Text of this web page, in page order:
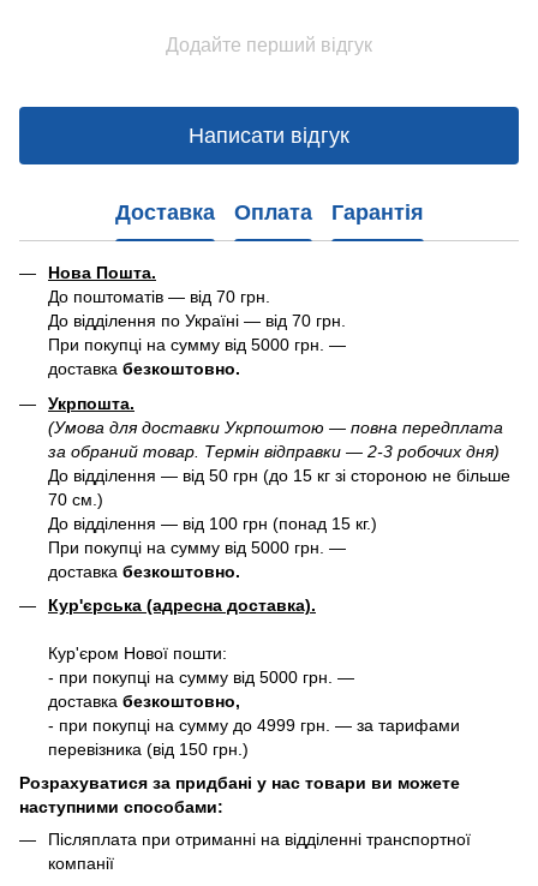
Додайте перший відгук
Написати відгук
Доставка Оплата Гарантія
Нова Пошта.
До поштоматів — від 70 грн.
До відділення по Україні — від 70 грн.
При покупці на сумму від 5000 грн. —
доставка безкоштовно.
Укрпошта.
(Умова для доставки Укрпоштою — повна передплата
за обраний товар. Термін відправки — 2-3 робочих дня)
До відділення — від 50 грн (до 15 кг зі стороною не більше
70 см.)
До відділення — від 100 грн (понад 15 кг.)
При покупці на сумму від 5000 грн. —
доставка безкоштовно.
Кур'єрська (адресна доставка).
Кур'єром Нової пошти:
- при покупці на сумму від 5000 грн. —
доставка безкоштовно,
- при покупці на сумму до 4999 грн. — за тарифами
перевізника (від 150 грн.)
Розрахуватися за придбані у нас товари ви можете
наступними способами:
Післяплата при отриманні на відділенні транспортної
компанії